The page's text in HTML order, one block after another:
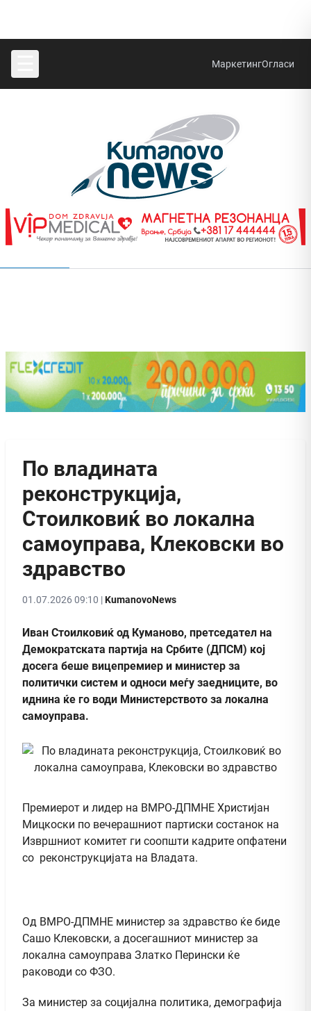
МаркетингОгласи
По владината
реконструкција,
Стоилковиќ во локална
самоуправа, Клековски во
здравство
01.07.2026 09:10 |KumanovoNews
Иван Стоилковиќ од Куманово, претседател на
Демократската партија на Србите (ДПСМ) кој
досега беше вицепремиер и министер за
политички систем и односи меѓу заедниците, во
иднина ќе го води Министерството за локална
самоуправа.
Премиерот и лидер на ВМРО-ДПМНЕ Христијан
Мицкоски по вечерашниот партиски состанок на
Извршниот комитет ги соопшти кадрите опфатени
со реконструкцијата на Владата.
Од ВМРО-ДПМНЕ министер за здравство ќе биде
Сашо Клековски, а досегашниот министер за
локална самоуправа Златко Перински ќе
раководи со ФЗО.
За министер за социјална политика, демографија